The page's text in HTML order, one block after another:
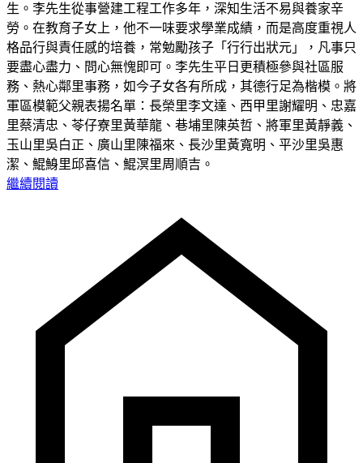
生。李先生從事營建工程工作多年，深知生活不易與養家辛
勞。在教育子女上，他不一味要求學業成績，而是高度重視人
格品行與責任感的培養，常勉勵孩子「行行出狀元」，凡事只
要盡心盡力、問心無愧即可。李先生平日更積極參與社區服
務、熱心鄰里事務，如今子女各有所成，其德行足為楷模。將
軍區模範父親表揚名單：長榮里李文達、西甲里謝耀明、忠嘉
里蔡清忠、苓仔寮里黃華龍、巷埔里陳英哲、將軍里黃靜義、
玉山里吳白正、廣山里陳福來、長沙里黃寬明、平沙里吳惠
潔、鯤鯓里邱喜信、鯤溟里周順吉。
繼續閱讀